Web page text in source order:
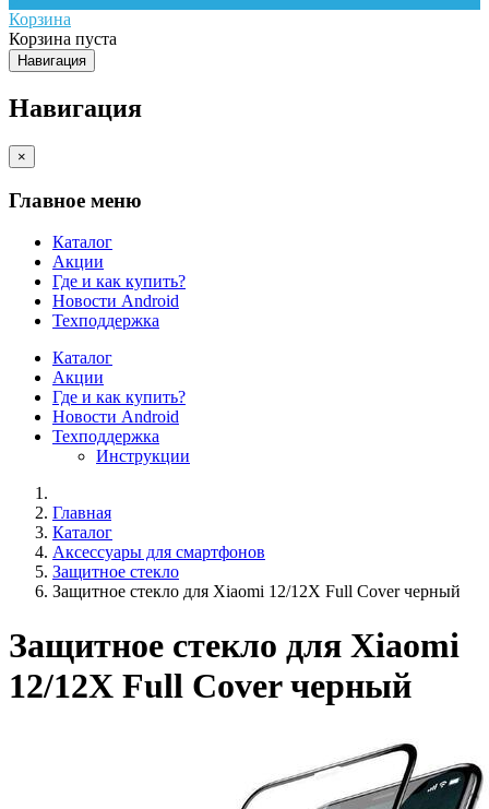
Корзина
Корзина пуста
Навигация
Навигация
×
Главное меню
Каталог
Акции
Где и как купить?
Новости Android
Техподдержка
Каталог
Акции
Где и как купить?
Новости Android
Техподдержка
Инструкции
Главная
Каталог
Аксессуары для смартфонов
Защитное стекло
Защитное стекло для Xiaomi 12/12X Full Cover черный
Защитное стекло для Xiaomi
12/12X Full Cover черный